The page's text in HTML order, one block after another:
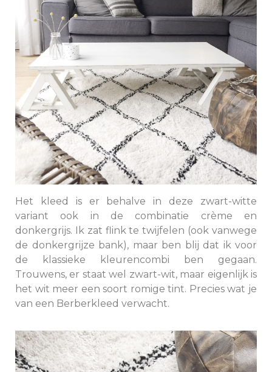
Het kleed is er behalve in deze zwart-witte
variant ook in de combinatie crème en
donkergrijs. Ik zat flink te twijfelen (ook vanwege
de donkergrijze bank), maar ben blij dat ik voor
de klassieke kleurencombi ben gegaan.
Trouwens, er staat wel zwart-wit, maar eigenlijk is
het wit meer een soort romige tint. Precies wat je
van een Berberkleed verwacht.